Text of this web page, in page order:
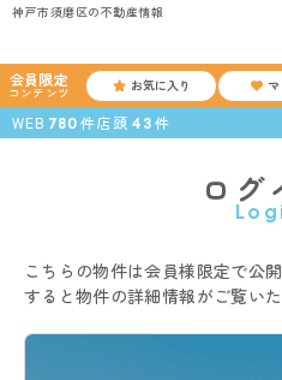
神戸市須磨区の不動産情報
会員限定
コンテンツ お気に入り
WEB 780 件店頭 43 件
ログ
こちらの物件は会員様限定で公
すると物件の詳細情報がご覧いた